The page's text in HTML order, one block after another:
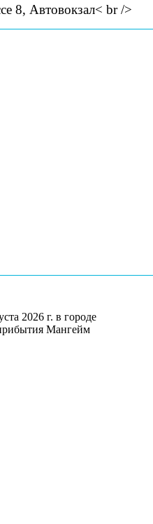
8, Автовокзал< br />
2026 г. в городе
Мангейм